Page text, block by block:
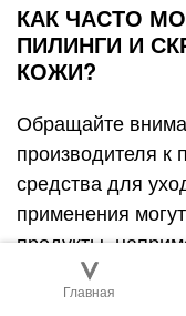
КАК ЧАСТО
ПИЛИНГИ И
КОЖИ?
Обращайте
производителя к
средства для
применения
продукты,
BHA-кислотами
бережное
Главная